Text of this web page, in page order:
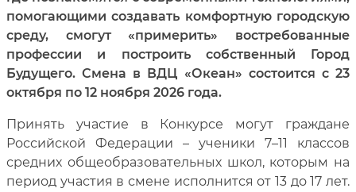
помогающими создавать комфортную городскую
среду, смогут «примерить» востребованные
профессии и построить собственный Город
Будущего. Смена в ВДЦ «Океан» состоится с 23
октября по 12 ноября 2026 года.
Принять участие в Конкурсе могут граждане
Российской Федерации – ученики 7–11 классов
средних общеобразовательных школ, которым на
период участия в смене исполнится от 13 до 17 лет.